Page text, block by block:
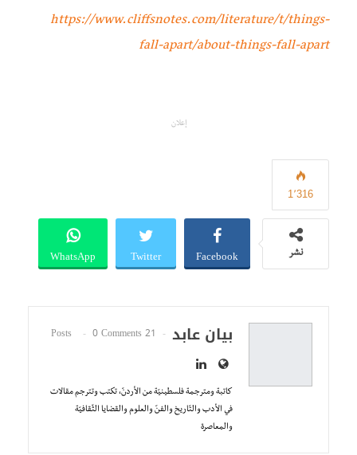
https://www.cliffsnotes.com/literature/t/things-
fall-apart/about-things-fall-apart
إعلان
1٬316
نشر Facebook
Twitter
WhatsApp
بيان عابد 21 Posts
0 Comments
كاتبة ومترجمة فلسطينيّة من الأردنّ، تكتب وتترجم مقالات
في الأدب والتّاريخ والفنّ والعلوم والقضايا الثّقافيّة
والمعاصرة